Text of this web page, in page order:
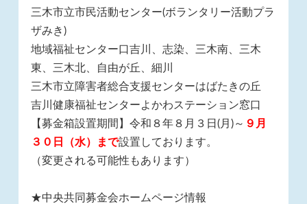
三木市立市民活動センター(ボランタリー活動プラ
ザみき)
地域福祉センター口吉川、志染、三木南、三木
東、三木北、自由が丘、細川
三木市立障害者総合支援センターはばたきの丘
吉川健康福祉センターよかわステーション窓口
【募金箱設置期間】令和８年８月３日(月)～ ９ 月
３０日（水）まで設置しております。
（変更される可能性もあります）
★中央共同募金会ホームページ情報